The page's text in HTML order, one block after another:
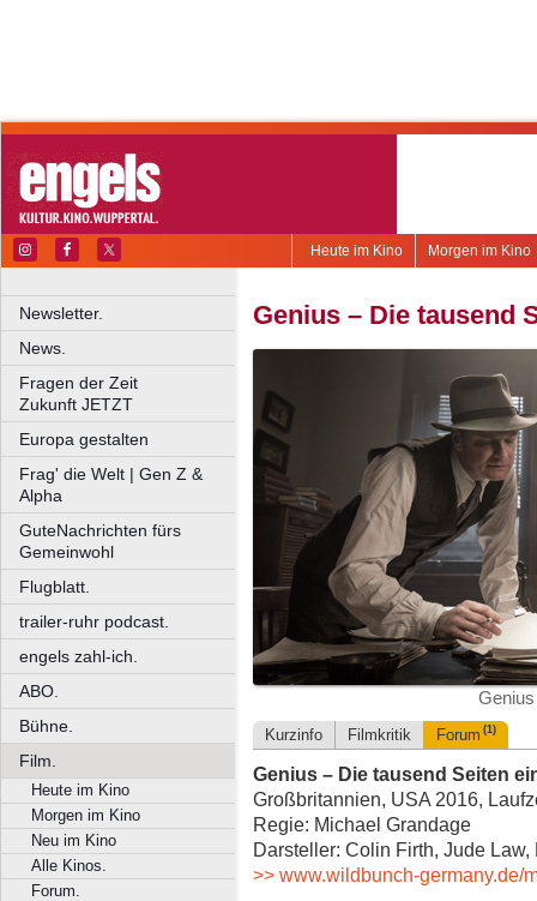
Morgen im Kino
Heute im Kino
Newsletter.
News.
Fragen der Zeit
Zukunft JETZT
Europa gestalten
Frag' die Welt | Gen Z &
Alpha
GuteNachrichten fürs
Gemeinwohl
Flugblatt.
trailer-ruhr podcast.
engels zahl-ich.
ABO.
Bühne.
Film.
Heute im Kino
Morgen im Kino
Neu im Kino
Alle Kinos.
Forum.
Genius – Die tausend
Kurzinfo Filmkritik Forum (1)
Genius – Die tausend Seiten
Großbritannien, USA 2016,
Regie: Michael Grandage
Darsteller: Colin Firth, Jude
>> www.wildbunch-germany.de/